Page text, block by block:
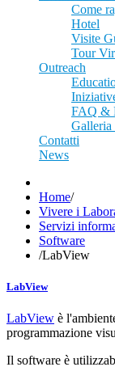
Come
Hotel
Visite
Tour
Outreach
FAQ &
Galleria
Contatti
News
Home/
Vivere i
Servizi
Software
/LabView
LabView
LabView è
programmazione
Il software è